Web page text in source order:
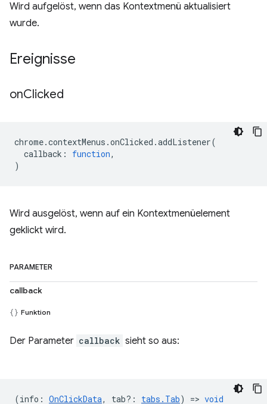
Wird aufgelöst, wenn das Kontextmenü aktualisiert
wurde.
Ereignisse
onClicked
chrome.contextMenus .onClicked .addListener(
callback : function,
)
Wird ausgelöst, wenn auf ein Kontextmenüelement
geklickt wird.
PARAMETER
callback
Funktion
Der Parameter callback sieht so aus:
(info : OnClickData, tab? : tabs.Tab) => void